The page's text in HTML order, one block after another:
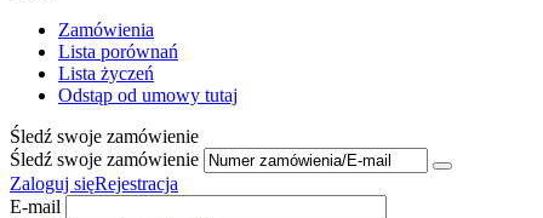
Zamówienia
Lista porównań
Lista życzeń
Odstąp od umowy tutaj
Śledź swoje zamówienie
Śledź swoje zamówienie
Zaloguj sięRejestracja
E-mail